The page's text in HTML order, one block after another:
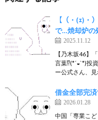
【（・(ｪ)・
で…焼却炉の
2025.11.12
【乃木坂46】
言葉⁉︎(*´◒`*)投
ー公式さん、
借金全部完
2026.01.28
中国「専業こ